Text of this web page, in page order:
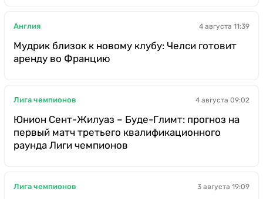
Англия 4 августа 11:39
Мудрик близок к новому клубу: Челси готовит
аренду во Францию
Лига чемпионов 4 августа 09:02
Юнион Сент-Жилуаз – Буде-Глимт: прогноз на
первый матч третьего квалификационного
раунда Лиги чемпионов
Лига чемпионов 3 августа 19:09